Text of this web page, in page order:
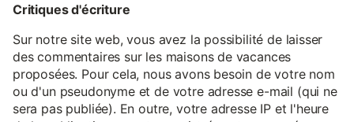
Critiques d'écriture
Sur notre site web, vous avez la possibilité de laisser
des commentaires sur les maisons de vacances
proposées. Pour cela, nous avons besoin de votre nom
ou d'un pseudonyme et de votre adresse e-mail (qui ne
sera pas publiée). En outre, votre adresse IP et l'heure